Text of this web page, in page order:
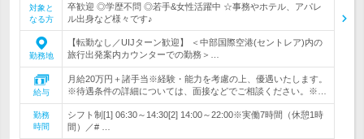
対象と
なる方
卒歓迎 ◎学歴不問 ◎若手&女性活躍中 ☆事務やホテル、アパレ
ル出身など様々です♪
勤務地
【転勤なし／UIJターン歓迎】 ＜中部国際空港(セントレア)内の
旅行出発案内カウンターでの勤務＞…
給与
月給20万円＋諸手当※経験・能力を考慮の上、優遇いたします。
※待遇条件の詳細については、面接などでご相談ください。※…
勤務
時間
シフト制[1] 06:30～14:30[2] 14:00～22:00※実働7時間（休憩1時
間）／# …